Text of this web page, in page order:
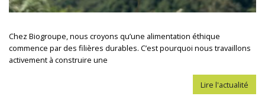
Chez Biogroupe, nous croyons qu’une alimentation éthique
commence par des filières durables. C’est pourquoi nous travaillons
activement à construire une
Lire l'actualité